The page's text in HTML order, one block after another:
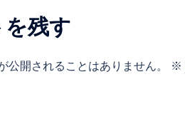
を残す
公開されることはありません。 ※